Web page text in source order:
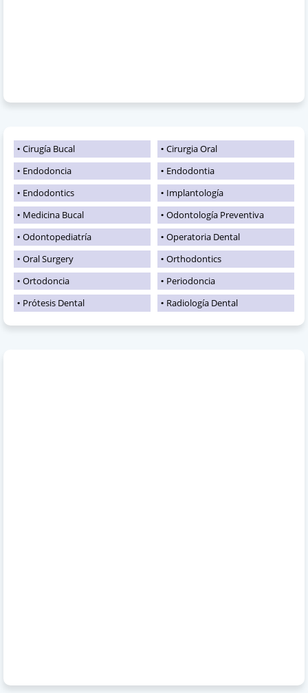
Cirugía Bucal
Cirurgia Oral
Endodoncia
Endodontia
Endodontics
Implantología
Medicina Bucal
Odontología Preventiva
Odontopediatría
Operatoria Dental
Oral Surgery
Orthodontics
Ortodoncia
Periodoncia
Prótesis Dental
Radiología Dental